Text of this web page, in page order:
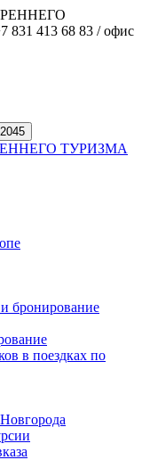
413 68 83 / офис
ТУРИЗМА
бронирование
в поездках по